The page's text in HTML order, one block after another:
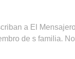
a El
de s familia.